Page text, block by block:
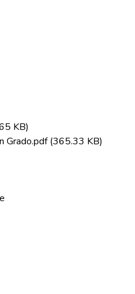
KB)
Grado.pdf(365.33 KB)